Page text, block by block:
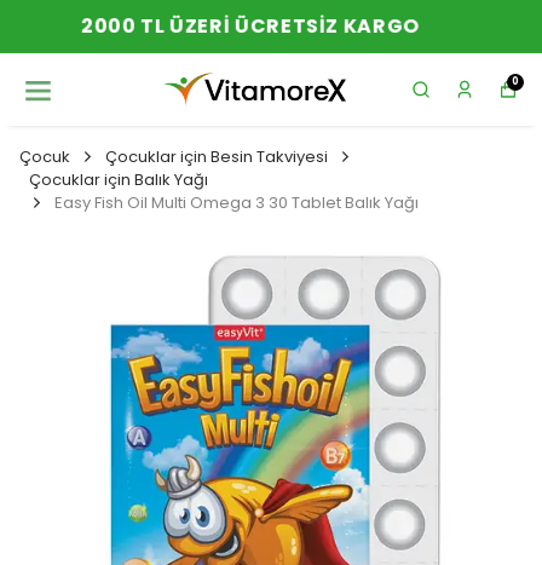
YENI SEZON ÜRÜNLER
0
Çocuk
Çocuklar için Besin Takviyesi
Çocuklar için Balık Yağı
Easy Fish Oil Multi Omega 3 30 Tablet Balık Yağı